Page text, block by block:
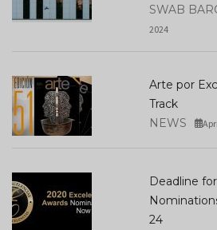
SWAB
2024
Arte por
Track
NEWS
Deadline
24